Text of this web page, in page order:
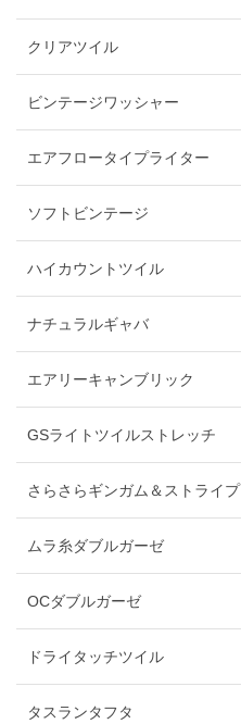
クリアツイル
ビンテージワッシャー
エアフロータイプライター
ソフトビンテージ
ハイカウントツイル
ナチュラルギャバ
エアリーキャンブリック
GSライトツイルストレッチ
さらさらギンガム＆ストライプ
ムラ糸ダブルガーゼ
OCダブルガーゼ
ドライタッチツイル
タスランタフタ